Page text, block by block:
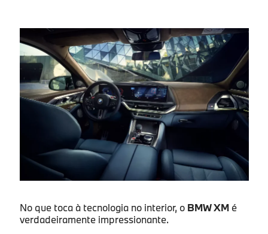
No que toca à tecnologia no interior, o BMW XMé
verdadeiramente impressionante.